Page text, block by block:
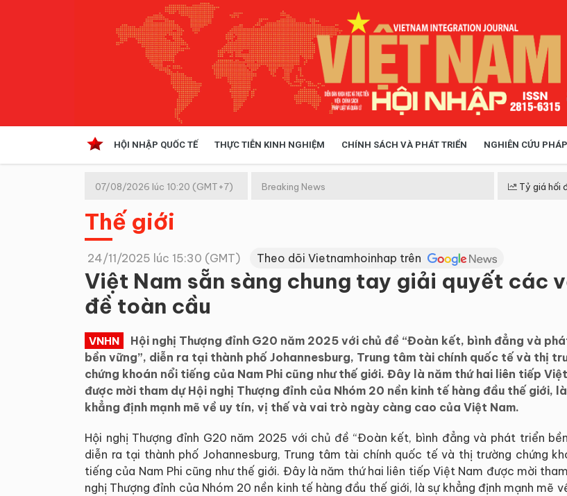
HỘI NHẬP QUỐC TẾ THỰC TIỄN KINH NGHIỆM CHÍNH SÁCH VÀ PHÁT TRIỂN NGHIÊN CỨU
Kinh tế hội nhập
Doanh nghiệp
07/08/2026 lúc 10:20 (GMT+7) Breaking News Tỷ giá hối
Thế giới
24/11/2025 lúc 15:30 (GMT) Theo dõi Vietnamhoinhap trên
Việt Nam sẵn sàng chung tay giải quyết các
đề toàn cầu
VNHN
Hội nghị Thượng đỉnh G20 năm 2025 với chủ đề “Đoàn kết, bình đẳng và
bền vững”, diễn ra tại thành phố Johannesburg, Trung tâm tài chính quốc tế và thị
chứng khoán nổi tiếng của Nam Phi cũng như thế giới. Đây là năm thứ hai liên tiếp
được mời tham dự Hội nghị Thượng đỉnh của Nhóm 20 nền kinh tế hàng đầu thế giới,
khẳng định mạnh mẽ về uy tín, vị thế và vai trò ngày càng cao của Việt Nam.
Hội nghị Thượng đỉnh G20 năm 2025 với chủ đề “Đoàn kết, bình đẳng và phát triển bền
diễn ra tại thành phố Johannesburg, Trung tâm tài chính quốc tế và thị trường chứng
tiếng của Nam Phi cũng như thế giới. Đây là năm thứ hai liên tiếp Việt Nam được mời
nghị Thượng đỉnh của Nhóm 20 nền kinh tế hàng đầu thế giới, là sự khẳng định mạnh mẽ